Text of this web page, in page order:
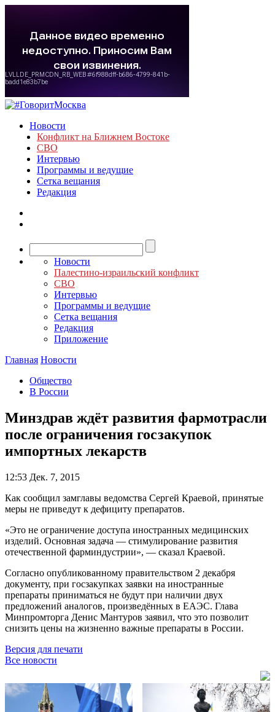
Новости
Конфликт на Ближнем Востоке
СВО
Интервью
Программы и ведущие
Сетка вещания
Редакция
Новости
Палестино-израильский конфликт
СВО
Интервью
Программы и ведущие
Сетка вещания
Редакция
Приложение
Главная Новости
Общество
В России
Минздрав ждёт развития фармотрасли
после ограничения госзакупок
импортных лекарств
12:53 Дек. 7, 2015
Как сообщил замглавы ведомства Сергей Краевой, принятые
меры не приведут к дефициту препаратов.
«Это не ограничение доступа иностранных медицинских
изделий. Основная задача — стимулирование развития
отечественной фарминдустрии», — сказал Краевой.
Согласно опубликованному правительством 2 декабря
документу, при госзакупках заявки на иностранные
препараты приниматься не будут при наличии двух
предложений аналогов, произведённых в ЕАЭС. Глава
Минпромторга Денис Мантуров заявил, что это позволит
снизить цены на жизненно важные препараты в России.
Версия для печати
Все новости